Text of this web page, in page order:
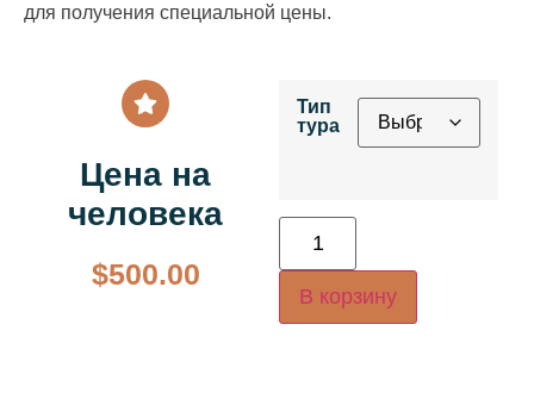
для получения специальной цены.
Цена на
человека
$500.00
Тип
тура
В корзину